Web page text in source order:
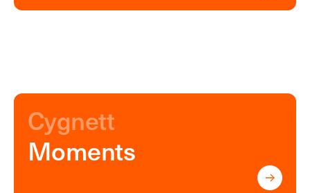
Cygnett
Moments